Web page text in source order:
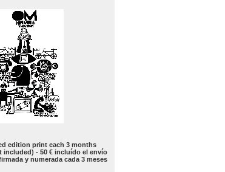
edition print each 3 months
included) - 50 € incluído el envío
y numerada cada 3 meses